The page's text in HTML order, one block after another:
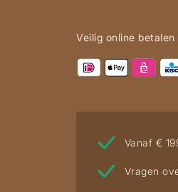
Veilig online betalen
Vanaf €
Vragen